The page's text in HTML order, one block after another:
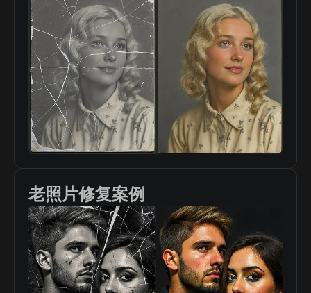
老照片修复案例